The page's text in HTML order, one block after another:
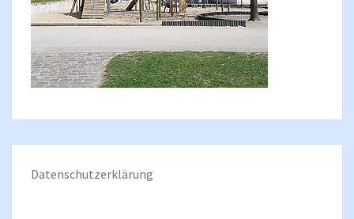
Datenschutzerklärung